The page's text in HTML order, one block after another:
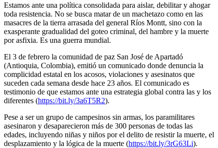
Estamos ante una política consolidada para aislar, debilitar y ahogar
toda resistencia. No se busca matar de un machetazo como en las
masacres de la tierra arrasada del general Ríos Montt, sino con la
exasperante gradualidad del goteo criminal, del hambre y la muerte
por asfixia. Es una guerra mundial.
El 3 de febrero la comunidad de paz San José de Apartadó
(Antioquia, Colombia), emitió un comunicado donde denuncia la
complicidad estatal en los acosos, violaciones y asesinatos que
suceden cada semana desde hace 23 años. El comunicado es
testimonio de que estamos ante una estrategia global contra las y los
diferentes (https://bit.ly/3a6T5R2).
Pese a ser un grupo de campesinos sin armas, los paramilitares
asesinaron y desaparecieron más de 300 personas de todas las
edades, incluyendo niñas y niños por el delito de resistir la muerte, el
desplazamiento y la lógica de la muerte (https://bit.ly/3rG63Li).